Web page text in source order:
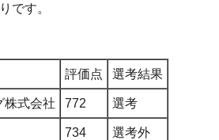
です。
評価点 選考結果
株式会社 772 選考
734 選考外